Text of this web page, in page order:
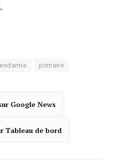
primaire
Google News
Tableau de bord